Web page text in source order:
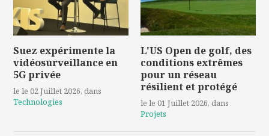
Suez expérimente la
vidéosurveillance en
5G privée
le le 02 Juillet 2026, dans
Technologies
L'US Open de golf, des
conditions extrêmes
pour un réseau
résilient et protégé
le le 01 Juillet 2026, dans
Projets